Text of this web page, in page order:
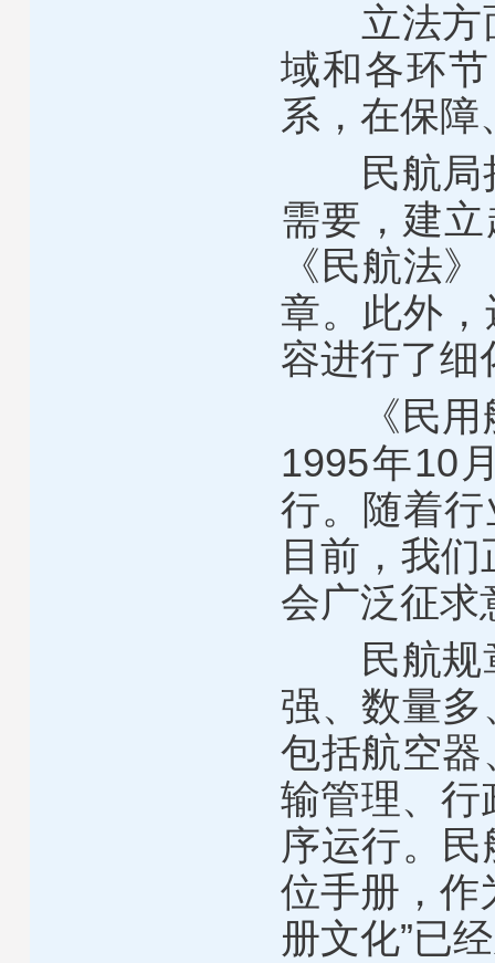
立法方
域和各环
系，在保障
民航
需要，建
《民航法
章。此外
容进行了细
《民
1995年10
行。随着
目前，我
会广泛征求
民航
强、数量
包括航空器
输管理、行
序运行。
位手册，作
册文化”已